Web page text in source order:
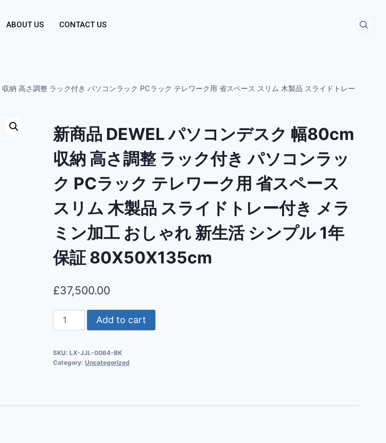
ABOUT US CONTACT US
納 高さ調整 ラック付き パソコンラック PCラック テレワーク用 省スペース スリム 木製品 スライドトレー
新商品 DEWEL パソコンデスク 幅80cm
収納 高さ調整 ラック付き パソコンラッ
ク PCラック テレワーク用 省スペース
スリム 木製品 スライドトレー付き メラ
ミン加工 おしゃれ 新生活 シンプル 1年
保証 80X50X135cm
£37,500.00
Add to cart
SKU: LX-JJL-0064-BK
Category: Uncategorized